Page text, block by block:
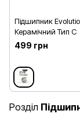
Підшипник
Керамічний Тип C
499 грн
Розділ